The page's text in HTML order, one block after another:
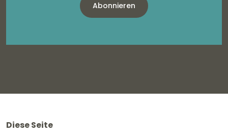
Abonnieren
Diese Seite